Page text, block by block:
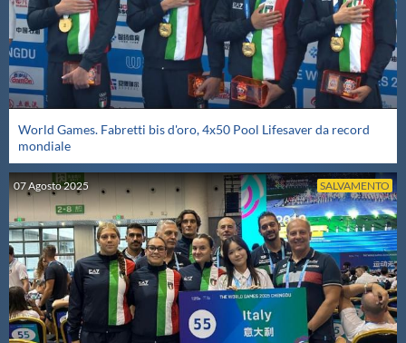
World Games. Fabretti bis d'oro, 4x50 Pool Lifesaver da record
mondiale
SALVAMENTO
07Agosto2025